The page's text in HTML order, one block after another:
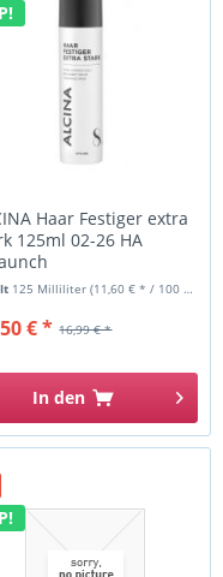
Haar Festiger extra
125ml 02-26 HA
125 Milliliter(11,60 € * / 100 Milliliter)
16,99 € *
€ *
In den